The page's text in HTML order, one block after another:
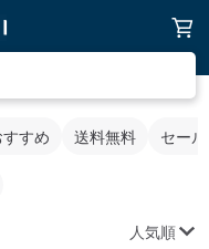
すめ 送料無料 セー
人気順